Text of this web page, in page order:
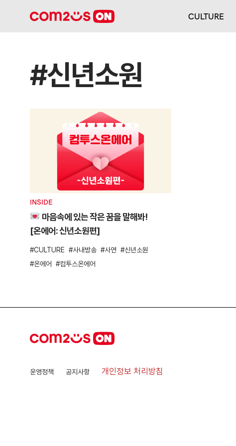
CULTURE
#신년소원
INSIDE
마음속에 있는 작은 꿈을 말해봐!
[온에어: 신년소원편]
CULTURE 사내방송 사연
신년소원
온에어
컴투스온에어
운영정책 공지사항 개인정보 처리방침